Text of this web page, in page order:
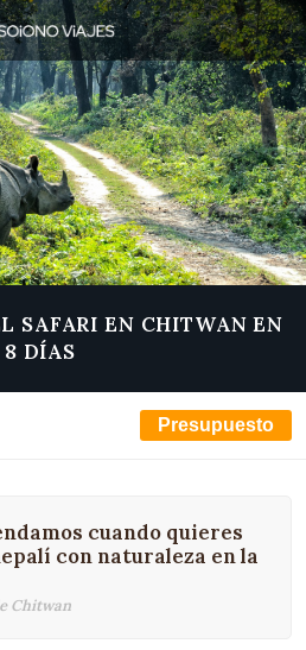
SAFARI EN CHITWAN EN
8 DÍAS
Presupuesto
cuando quieres
con naturaleza en la
Chitwan